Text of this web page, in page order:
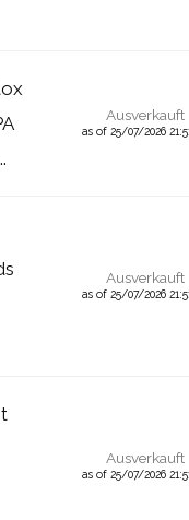
Ausverkauft
as of 25/07/2026
Ausverkauft
as of 25/07/2026
Ausverkauft
as of 25/07/2026